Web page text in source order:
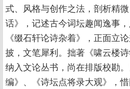
式、风格与创作之法，剖析精
话》，记述古今词坛趣闻逸事
《缀石轩论诗杂着》，正面立
披，文笔犀利。拙著《啸云楼
纳入文论丛书，尚在排版校勘
编》、《诗坛点将录大观》，